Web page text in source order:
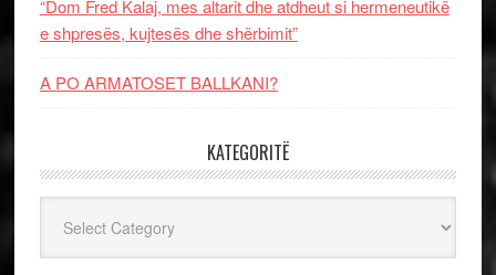
“Dom Fred Kalaj, mes altarit dhe atdheut si hermeneutikë
e shpresës, kujtesës dhe shërbimit”
A PO ARMATOSET BALLKANI?
KATEGORITË